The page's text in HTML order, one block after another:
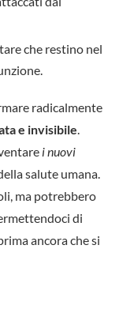
che restino nel
radicalmente
e invisibile.
i nuovi
salute umana.
ma potrebbero
di
ancora che si